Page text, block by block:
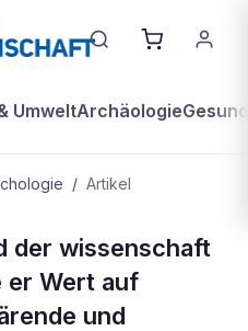
UmweltArchäologie
/ Artikel
in den
der wissenschaft
er Wert auf
und